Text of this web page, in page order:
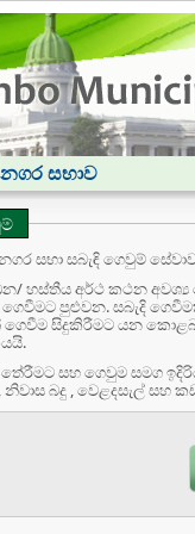
සභාව
සභා සබැඳි ගෙවුම්
හස්තීය අර්ථ කථන අවශ්‍ය
ගෙවීමට පුළුවන. සබැදි
සිදුකිරීමට යන කොළබ මහා නගර
සහ ගෙවුම සමග